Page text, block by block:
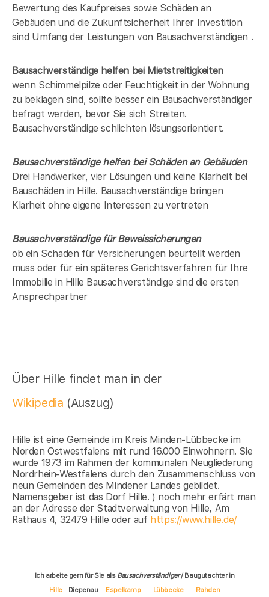
Bewertung des Kaufpreises sowie Schäden an
Gebäuden und die Zukunftsicherheit Ihrer Investition
sind Umfang der Leistungen von Bausachverständigen .
Bausachverständige helfen bei Mietstreitigkeiten
wenn Schimmelpilze oder Feuchtigkeit in der Wohnung
zu beklagen sind, sollte besser ein Bausachverständiger
befragt werden, bevor Sie sich Streiten.
Bausachverständige schlichten lösungsorientiert.
Bausachverständige helfen bei Schäden an Gebäuden
Drei Handwerker, vier Lösungen und keine Klarheit bei
Bauschäden in Hille. Bausachverständige bringen
Klarheit ohne eigene Interessen zu vertreten
Bausachverständige für Beweissicherungen
ob ein Schaden für Versicherungen beurteilt werden
muss oder für ein späteres Gerichtsverfahren für Ihre
Immobilie in Hille Bausachverständige sind die ersten
Ansprechpartner
Über Hille findet man in der
Wikipedia (Auszug)
Hille ist eine Gemeinde im Kreis Minden-Lübbecke im
Norden Ostwestfalens mit rund 16.000 Einwohnern. Sie
wurde 1973 im Rahmen der kommunalen Neugliederung
Nordrhein-Westfalens durch den Zusammenschluss von
neun Gemeinden des Mindener Landes gebildet.
Namensgeber ist das Dorf Hille. ) noch mehr erfärt man
an der Adresse der Stadtverwaltung von Hille, Am
Rathaus 4, 32479 Hille oder auf https://www.hille.de/
Ich arbeite gern für Sie als Bausachverständiger/ Baugutachter in
Hille
Diepenau Espelkamp Lübbecke Rahden